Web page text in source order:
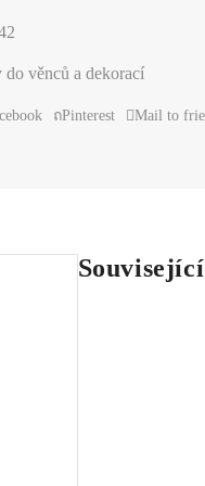
do věnců a dekorací
Pinterest Mail to